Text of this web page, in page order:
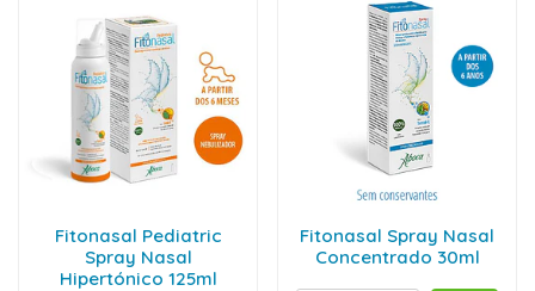
Fitonasal Pediatric
Spray Nasal
Hipertónico 125ml
Fitonasal Spray Nasal
Concentrado 30ml